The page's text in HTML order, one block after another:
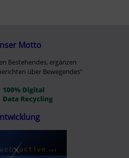
Motto
Bestehendes, ergänzen
über Bewegendes”